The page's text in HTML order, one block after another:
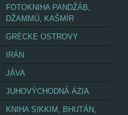
FOTOKNIHA PANDŽÁB,
DŽAMMÚ, KAŠMÍR
GRÉCKE OSTROVY
IRÁN
JÁVA
JUHOVÝCHODNÁ ÁZIA
KNIHA SIKKIM, BHUTÁN,